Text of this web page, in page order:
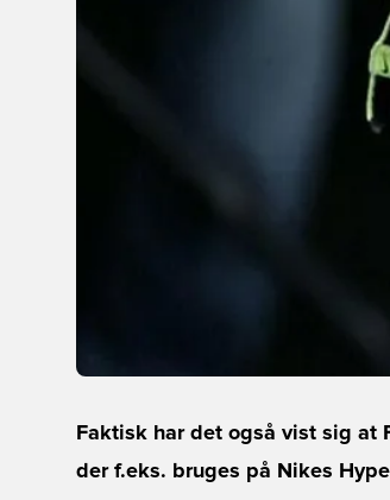
Faktisk har det også vist sig at
der f.eks. bruges på Nikes